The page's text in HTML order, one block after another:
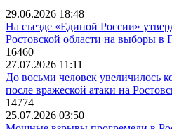
29.06.2026 18:48
На съезде «Единой России»
Ростовской области на выборы в
16460
27.07.2026 11:11
До восьми человек увеличилось
после вражеской атаки на
14774
25.07.2026 03:50